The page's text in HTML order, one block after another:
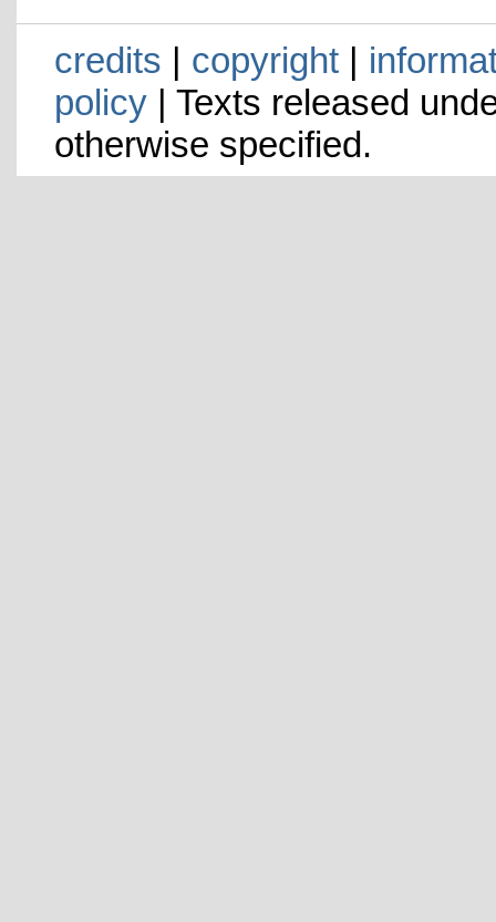
credits | copyright|
policy| Texts released
otherwise specified.